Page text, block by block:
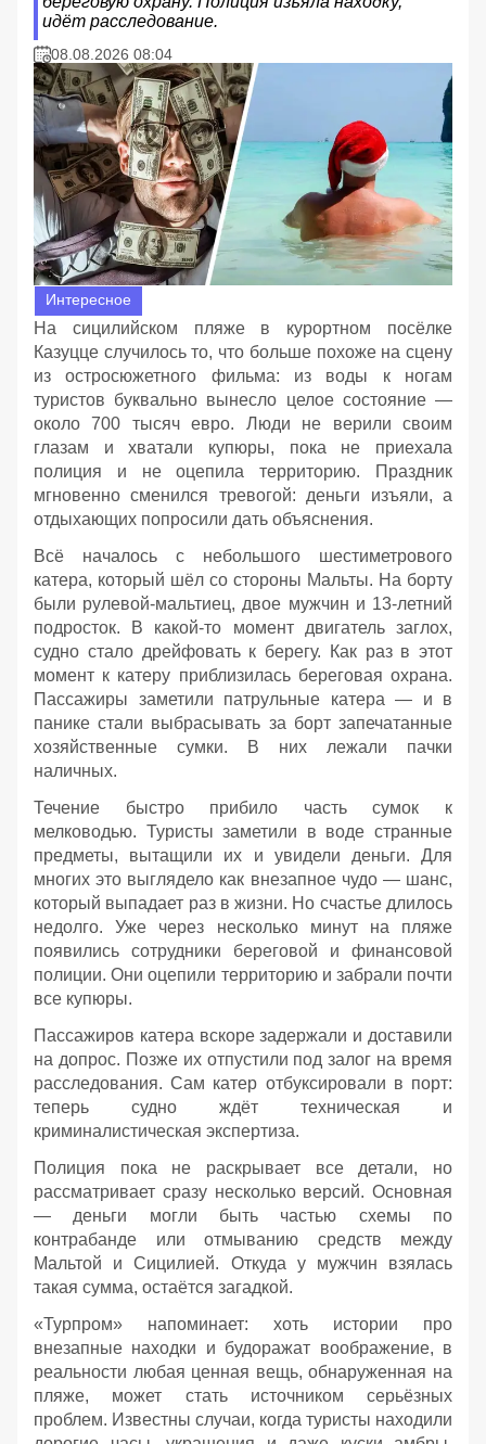
идёт расследование.
08.08.2026 08:04
Интересное
На сицилийском пляже в курортном посёлке
Казуцце случилось то, что больше похоже на сцену
из остросюжетного фильма: из воды к ногам
туристов буквально вынесло целое состояние —
около 700 тысяч евро. Люди не верили своим
глазам и хватали купюры, пока не приехала
полиция и не оцепила территорию. Праздник
мгновенно сменился тревогой: деньги изъяли, а
отдыхающих попросили дать объяснения.
Всё началось с небольшого шестиметрового
катера, который шёл со стороны Мальты. На борту
были рулевой‑мальтиец, двое мужчин и 13‑летний
подросток. В какой‑то момент двигатель заглох,
судно стало дрейфовать к берегу. Как раз в этот
момент к катеру приблизилась береговая охрана.
Пассажиры заметили патрульные катера — и в
панике стали выбрасывать за борт запечатанные
хозяйственные сумки. В них лежали пачки
наличных.
Течение быстро прибило часть сумок к
мелководью. Туристы заметили в воде странные
предметы, вытащили их и увидели деньги. Для
многих это выглядело как внезапное чудо — шанс,
который выпадает раз в жизни. Но счастье длилось
недолго. Уже через несколько минут на пляже
появились сотрудники береговой и финансовой
полиции. Они оцепили территорию и забрали почти
все купюры.
Пассажиров катера вскоре задержали и доставили
на допрос. Позже их отпустили под залог на время
расследования. Сам катер отбуксировали в порт:
теперь судно ждёт техническая и
криминалистическая экспертиза.
Полиция пока не раскрывает все детали, но
рассматривает сразу несколько версий. Основная
— деньги могли быть частью схемы по
контрабанде или отмыванию средств между
Мальтой и Сицилией. Откуда у мужчин взялась
такая сумма, остаётся загадкой.
«Турпром» напоминает: хоть истории про
внезапные находки и будоражат воображение, в
реальности любая ценная вещь, обнаруженная на
пляже, может стать источником серьёзных
проблем. Известны случаи, когда туристы находили